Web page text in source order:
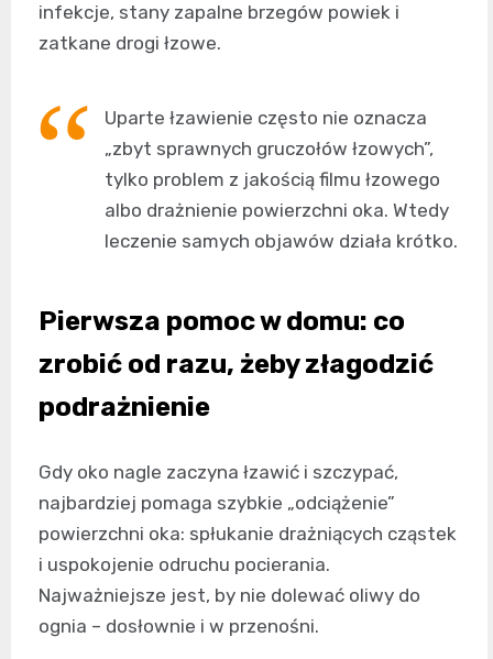
infekcje, stany zapalne brzegów powiek i
zatkane drogi łzowe.
Uparte łzawienie często nie oznacza
„zbyt sprawnych gruczołów łzowych”,
tylko problem z jakością filmu łzowego
albo drażnienie powierzchni oka. Wtedy
leczenie samych objawów działa krótko.
Pierwsza pomoc w domu: co
zrobić od razu, żeby złagodzić
podrażnienie
Gdy oko nagle zaczyna łzawić i szczypać,
najbardziej pomaga szybkie „odciążenie”
powierzchni oka: spłukanie drażniących cząstek
i uspokojenie odruchu pocierania.
Najważniejsze jest, by nie dolewać oliwy do
ognia – dosłownie i w przenośni.